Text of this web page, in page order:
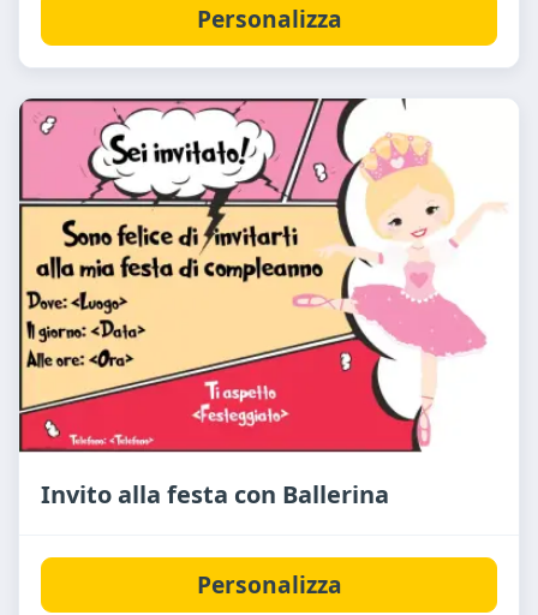
Personalizza
Invito alla festa con Ballerina
Personalizza